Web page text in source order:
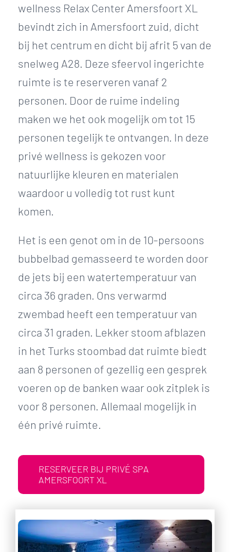
wellness Relax Center Amersfoort XL
bevindt zich in Amersfoort zuid, dicht
bij het centrum en dicht bij afrit 5 van de
snelweg A28. Deze sfeervol ingerichte
ruimte is te reserveren vanaf 2
personen. Door de ruime indeling
maken we het ook mogelijk om tot 15
personen tegelijk te ontvangen. In deze
privé wellness is gekozen voor
natuurlijke kleuren en materialen
waardoor u volledig tot rust kunt
komen.
Het is een genot om in de 10-persoons
bubbelbad gemasseerd te worden door
de jets bij een watertemperatuur van
circa 36 graden. Ons verwarmd
zwembad heeft een temperatuur van
circa 31 graden. Lekker stoom afblazen
in het Turks stoombad dat ruimte biedt
aan 8 personen of gezellig een gesprek
voeren op de banken waar ook zitplek is
voor 8 personen. Allemaal mogelijk in
één privé ruimte.
RESERVEER BIJ PRIVÉ SPA
AMERSFOORT XL